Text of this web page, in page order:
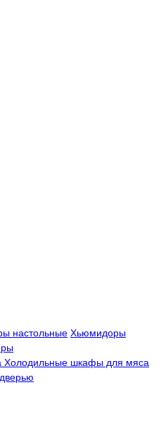
настольные Хьюмидоры
Холодильные шкафы для мяса